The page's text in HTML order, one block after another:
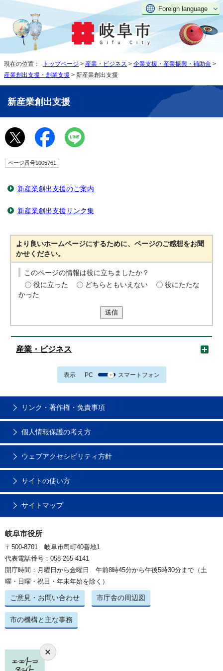
Foreign language
現在の位置： トップページ > 産業・ビジネス > 企業支援・産業振興・補助金 >
産業創出支援・創業支援 > 新産業創出支援
新産業創出支援
ページ番号1005761
新産業創出支援のご案内
新産業創出支援リンク集
より良いホームページにするために、ページのご感想をお聞
かせください。
このページの情報は役に立ちましたか？
役に立った
どちらともいえない
役にたたな
かった
送信
産業・ビジネス
表示 PC スマートフォン
リンク・著作権・免責事項
個人情報保護の考え方
ウェブアクセシビリティ方針
サイトの使い方
サイトマップ
岐阜市役所
〒500-8701 岐阜市司町40番地1
代表電話番号：058-265-4141
開庁時間：月曜日から金曜日 午前8時45分から午後5時30分まで（土
曜・日曜・祝日・年末年始を除く）
ご意見・お問い合わせ 市庁舎の周辺図
市の機構と主な事務